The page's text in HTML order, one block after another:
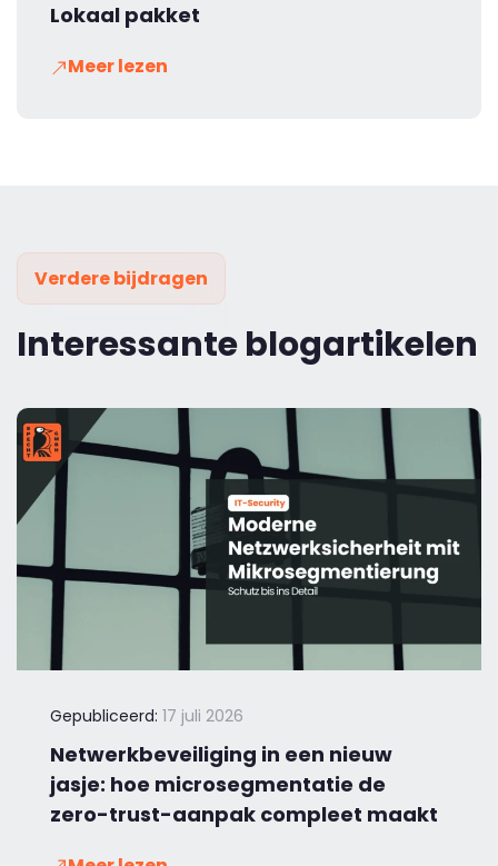
Lokaal pakket
Meer lezen
Verdere bijdragen
Interessante blogartikelen
Gepubliceerd: 17 juli 2026
Netwerkbeveiliging in een nieuw
jasje: hoe microsegmentatie de
zero-trust-aanpak compleet maakt